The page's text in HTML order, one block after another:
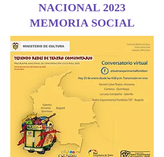
NACIONAL 2023
MEMORIA SOCIAL